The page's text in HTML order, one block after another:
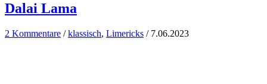
Dalai Lama
2 Kommentare /klassisch, Limericks / 7.06.2023